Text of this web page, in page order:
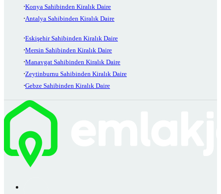
Konya Sahibinden Kiralık Daire
Antalya Sahibinden Kiralık Daire
Eskişehir Sahibinden Kiralık Daire
Mersin Sahibinden Kiralık Daire
Manavgat Sahibinden Kiralık Daire
Zeytinburnu Sahibinden Kiralık Daire
Gebze Sahibinden Kiralık Daire